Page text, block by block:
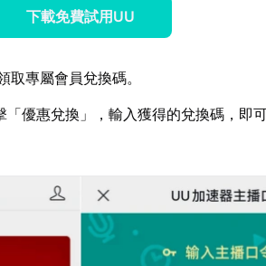
下載免費試用UU
專屬會員兌換碼。
優惠兌換」，輸入獲得的兌換碼，即